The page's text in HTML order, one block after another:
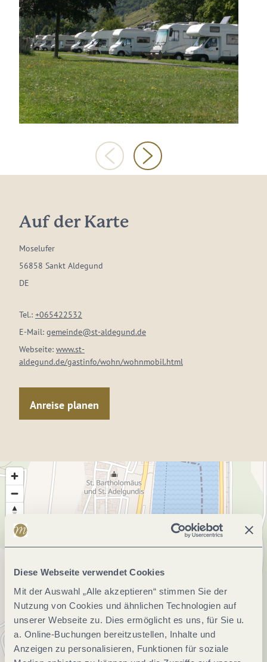
Diese Webseite verwendet Cookies
Mit der Auswahl „Alle akzeptieren“ stimmen Sie der
Nutzung von Cookies und ähnlichen Technologien auf
unserer Webseite zu. Dies ermöglicht es uns, für Sie u.
a. Online-Buchungen bereitzustellen, Inhalte und
Anzeigen zu personalisieren, Funktionen für soziale
Auf der Karte
Moselufer
56858 Sankt Aldegund
DE
Tel.: +065422532
E-Mail: gemeinde@st-aldegund.de
Webseite: www.st-
aldegund.de/gastinfo/wohn/wohnmobil.html
Anreise planen